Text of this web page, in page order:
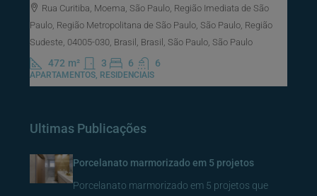
Rua Curitiba, Moema, São Paulo, Região Imediata de São
Paulo, Região Metropolitana de São Paulo, São Paulo, Região
Sudeste, 04005-030, Brasil, Brasil, São Paulo, São Paulo
472 m² 3 6 6
APARTAMENTOS, RESIDENCIAIS
Ultimas Publicações
Porcelanato marmorizado em 5 projetos
Porcelanato marmorizado em 5 projetos que